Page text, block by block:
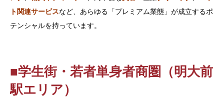
ト関連サービスなど、あらゆる「プレミアム業態」が成立するポ
テンシャルを持っています。
■学生街・若者単身者商圏（明大前
駅エリア）